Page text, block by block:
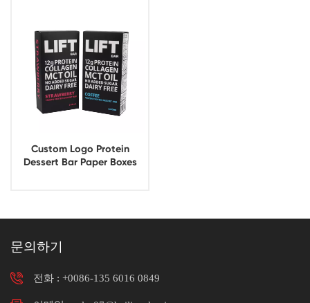
Custom Logo Protein
Dessert Bar Paper Boxes
문의하기
전화 : +0086-135 6016 0849